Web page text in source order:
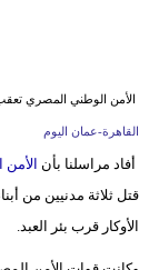
الأمن الوطني المصري تعقب
القاهرة-عمان اليوم
أفاد مراسلنا بأن
قتل ثلاثة مدنيين من
الأوكار قرب بئر العبد.